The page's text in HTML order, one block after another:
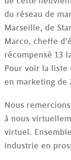
du réseau de
Marseille, de
Marco, cheffe
récompensé 13
Pour voir la liste
en marketing de
Nous
à nous
virtuel.
industrie en